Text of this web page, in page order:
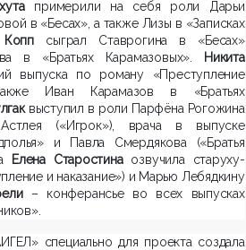
примерили на себя роли Дарьи
в «Бесах», а также Лизы в «Записках
сыграл Ставрогина в «Бесах»
в «Братьях Карамазовых». Никита
выпуска по роману «Преступление
Иван Карамазов в «Братьях
выступил в роли Парфёна Рогожина
(«Игрок»), врача в выпуске
и Павла Смердякова («Братья
Елена Старостинаозвучила старуху-
и наказание») и Марью Лебядкину
– конферансье во всех выпусках
специально для проекта создала